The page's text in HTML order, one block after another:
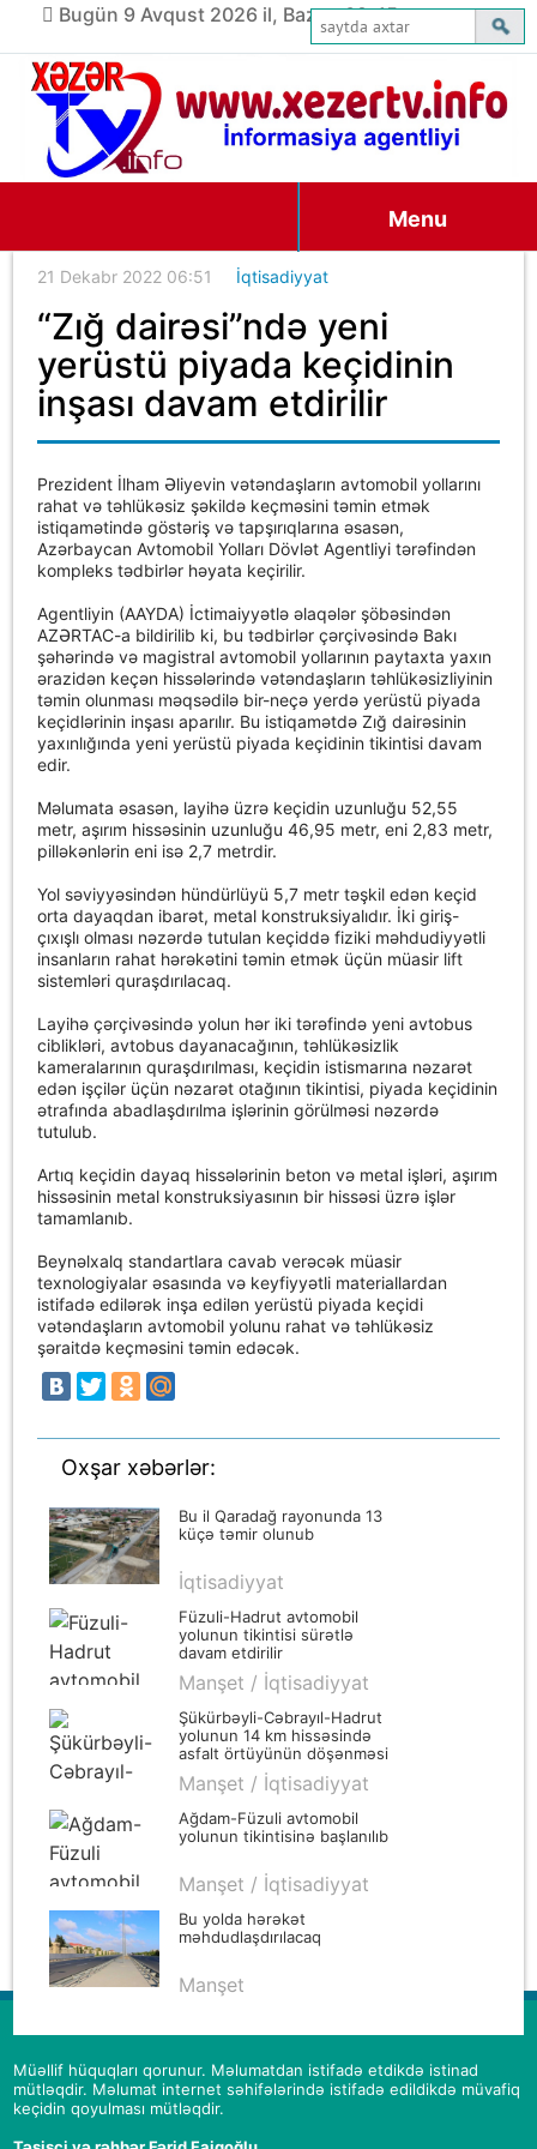
Bugün 9 Avqust 2026 il, Bazar, 09:45
Menu
21 Dekabr 2022 06:51 İqtisadiyyat
“Zığ dairəsi”ndə yeni
yerüstü piyada keçidinin
inşası davam etdirilir
Prezident İlham Əliyevin vətəndaşların avtomobil yollarını
rahat və təhlükəsiz şəkildə keçməsini təmin etmək
istiqamətində göstəriş və tapşırıqlarına əsasən,
Azərbaycan Avtomobil Yolları Dövlət Agentliyi tərəfindən
kompleks tədbirlər həyata keçirilir.
Agentliyin (AAYDA) İctimaiyyətlə əlaqələr şöbəsindən
AZƏRTAC-a bildirilib ki, bu tədbirlər çərçivəsində Bakı
şəhərində və magistral avtomobil yollarının paytaxta yaxın
ərazidən keçən hissələrində vətəndaşların təhlükəsizliyinin
təmin olunması məqsədilə bir-neçə yerdə yerüstü piyada
keçidlərinin inşası aparılır. Bu istiqamətdə Zığ dairəsinin
yaxınlığında yeni yerüstü piyada keçidinin tikintisi davam
edir.
Məlumata əsasən, layihə üzrə keçidin uzunluğu 52,55
metr, aşırım hissəsinin uzunluğu 46,95 metr, eni 2,83 metr,
pilləkənlərin eni isə 2,7 metrdir.
Yol səviyyəsindən hündürlüyü 5,7 metr təşkil edən keçid
orta dayaqdan ibarət, metal konstruksiyalıdır. İki giriş-
çıxışlı olması nəzərdə tutulan keçiddə fiziki məhdudiyyətli
insanların rahat hərəkətini təmin etmək üçün müasir lift
sistemləri quraşdırılacaq.
Layihə çərçivəsində yolun hər iki tərəfində yeni avtobus
ciblikləri, avtobus dayanacağının, təhlükəsizlik
kameralarının quraşdırılması, keçidin istismarına nəzarət
edən işçilər üçün nəzarət otağının tikintisi, piyada keçidinin
ətrafında abadlaşdırılma işlərinin görülməsi nəzərdə
tutulub.
Artıq keçidin dayaq hissələrinin beton və metal işləri, aşırım
hissəsinin metal konstruksiyasının bir hissəsi üzrə işlər
tamamlanıb.
Beynəlxalq standartlara cavab verəcək müasir
texnologiyalar əsasında və keyfiyyətli materiallardan
istifadə edilərək inşa edilən yerüstü piyada keçidi
vətəndaşların avtomobil yolunu rahat və təhlükəsiz
şəraitdə keçməsini təmin edəcək.
Oxşar xəbərlər:
Bu il Qaradağ rayonunda 13
küçə təmir olunub
İqtisadiyyat
Füzuli-Hadrut avtomobil
yolunun tikintisi sürətlə
davam etdirilir
Manşet / İqtisadiyyat
Şükürbəyli-Cəbrayıl-Hadrut
yolunun 14 km hissəsində
asfalt örtüyünün döşənməsi
Manşet / İqtisadiyyat
Ağdam-Füzuli avtomobil
yolunun tikintisinə başlanılıb
Manşet / İqtisadiyyat
Bu yolda hərəkət
məhdudlaşdırılacaq
Manşet
Müəllif hüquqları qorunur. Məlumatdan istifadə etdikdə istinad
mütləqdir. Məlumat internet səhifələrində istifadə edildikdə müvafiq
keçidin qoyulması mütləqdir.